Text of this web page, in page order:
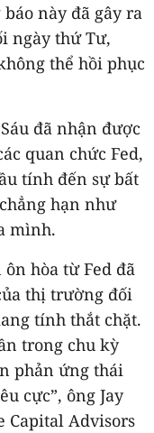
này đã gây ra
ngày thứ Tư,
thể hồi phục
đã nhận được
quan chức Fed,
tính đến sự bất
hạn như
mình.
hòa từ Fed đã
thị trường đối
tính thắt chặt.
trong chu kỳ
phản ứng thái
cực”, ông Jay
Capital Advisors